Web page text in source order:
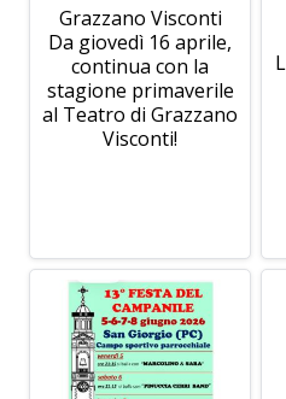
Grazzano Visconti
Da giovedì 16 aprile,
continua con la
stagione primaverile
al Teatro di Grazzano
Visconti!